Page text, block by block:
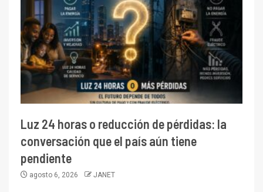
Luz 24 horas o reducción de pérdidas: la
conversación que el país aún tiene
pendiente
agosto 6, 2026 JANET